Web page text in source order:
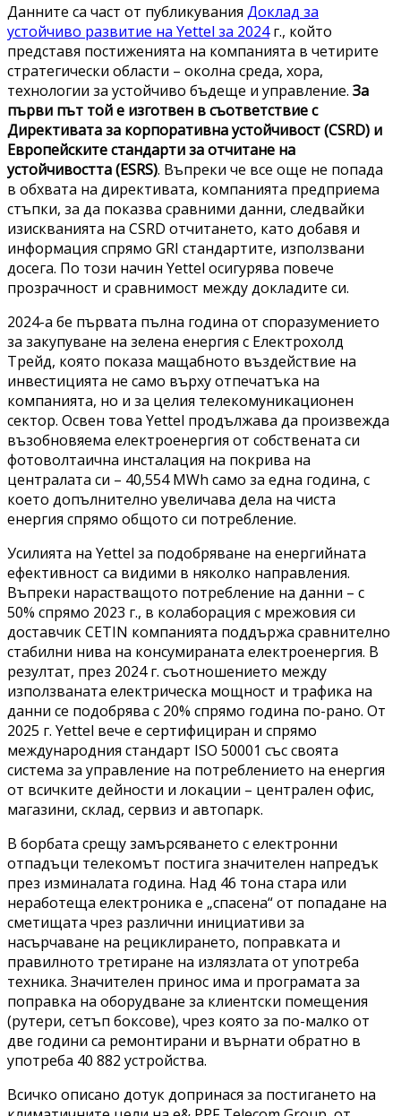
Данните са част от публикувания Доклад за
устойчиво развитие на Yettel за 2024г., който
представя постиженията на компанията в четирите
стратегически области – околна среда, хора,
технологии за устойчиво бъдеще и управление. За
първи път той е изготвен в съответствие с
Директивата за корпоративна устойчивост (CSRD) и
Европейските стандарти за отчитане на
устойчивостта (ESRS). Въпреки че все още не попада
в обхвата на директивата, компанията предприема
стъпки, за да показва сравними данни, следвайки
изискванията на CSRD отчитането, като добавя и
информация спрямо GRI стандартите, използвани
досега. По този начин Yettel осигурява повече
прозрачност и сравнимост между докладите си.
2024-а бе първата пълна година от споразумението
за закупуване на зелена енергия с Електрохолд
Трейд, която показа мащабното въздействие на
инвестицията не само върху отпечатъка на
компанията, но и за целия телекомуникационен
сектор. Освен това Yettel продължава да произвежда
възобновяема електроенергия от собствената си
фотоволтаична инсталация на покрива на
централата си – 40,554 MWh само за една година, с
което допълнително увеличава дела на чиста
енергия спрямо общото си потребление.
Усилията на Yettel за подобряване на енергийната
ефективност са видими в няколко направления.
Въпреки нарастващото потребление на данни – с
50% спрямо 2023 г., в колаборация с мрежовия си
доставчик CETIN компанията поддържа сравнително
стабилни нива на консумираната електроенергия. В
резултат, през 2024 г. съотношението между
използваната електрическа мощност и трафика на
данни се подобрява с 20% спрямо година по-рано. От
2025 г. Yettel вече е сертифициран и спрямо
международния стандарт ISO 50001 със своята
система за управление на потреблението на енергия
от всичките дейности и локации – централен офис,
магазини, склад, сервиз и автопарк.
В борбата срещу замърсяването с електронни
отпадъци телекомът постига значителен напредък
през изминалата година. Над 46 тона стара или
неработеща електроника е „спасена“ от попадане на
сметищата чрез различни инициативи за
насърчаване на рециклирането, поправката и
правилното третиране на излязлата от употреба
техника. Значителен принос има и програмата за
поправка на оборудване за клиентски помещения
(рутери, сетъп боксове), чрез която за по-малко от
две години са ремонтирани и върнати обратно в
употреба 40 882 устройства.
Всичко описано дотук допринася за постигането на